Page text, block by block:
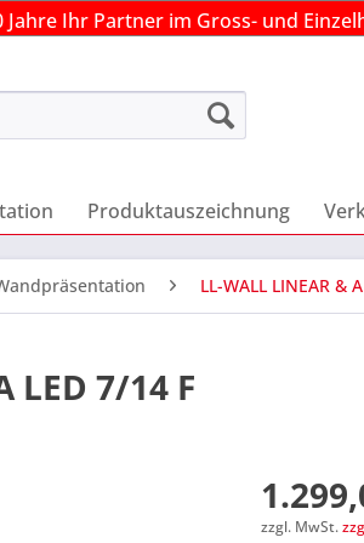
Jahre Ihr Partner im Gross- und
Jahre Ihr Partner im Gross- und
Produktauszeichnung
LL-WALL LINEAR &
LED 7/14 F
zzgl. MwSt.
Jahre Ihr Partner im Gross- und